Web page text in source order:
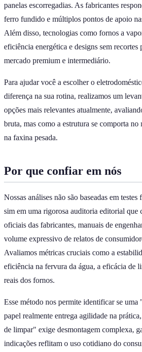
panelas escorregadias. As fabricantes
ferro fundido e múltiplos pontos de apoio
Além disso, tecnologias como fornos a
eficiência energética e designs sem recortes
mercado premium e intermediário.
Para ajudar você a escolher o
diferença na sua rotina, realizamos um
opções mais relevantes atualmente,
bruta, mas como a estrutura se comporta no
na faxina pesada.
Por que confiar em nós
Nossas análises não são baseadas em
sim em uma rigorosa auditoria editorial que
oficiais das fabricantes, manuais de
volume expressivo de relatos de
Avaliamos métricas cruciais como a
eficiência na fervura da água, a eficácia de
reais dos fornos.
Esse método nos permite identificar se uma
papel realmente entrega agilidade na
de limpar" exige desmontagem complexa,
indicações reflitam o uso cotidiano do